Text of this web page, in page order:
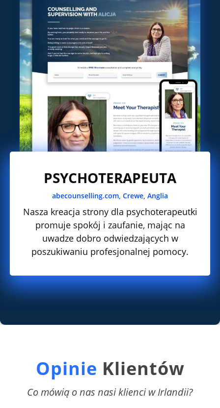
PSYCHOTERAPEUTA
abecounselling.com, Crewe, Anglia
Nasza kreacja strony dla psychoterapeutki
promuje spokój i zaufanie, mając na
uwadze dobro odwiedzających w
poszukiwaniu profesjonalnej pomocy.
Opinie Klientów
Co mówią o nas nasi klienci w Irlandii?